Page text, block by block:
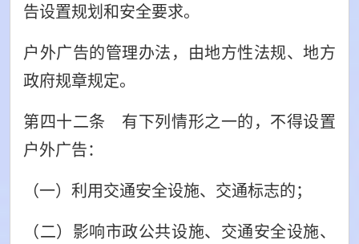
告设置规划和安全要求。
户外广告的管理办法，由地方性法规、地方
政府规章规定。
第四十二条 有下列情形之一的，不得设置
户外广告：
（一）利用交通安全设施、交通标志的；
（二）影响市政公共设施、交通安全设施、